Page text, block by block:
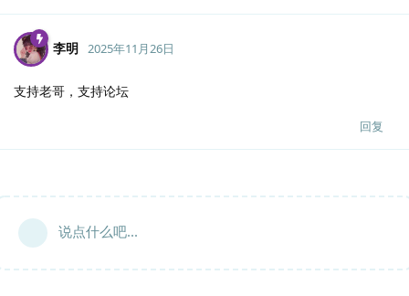
李明 2025年11月26日
支持老哥，支持论坛
回复
说点什么吧...